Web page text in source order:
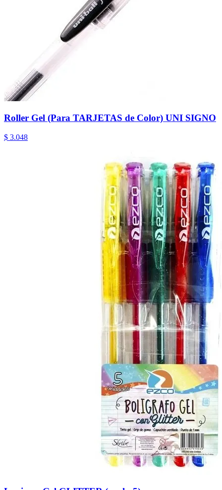
Roller Gel (Para TARJETAS de Color) UNI SIGNO
$ 3.048